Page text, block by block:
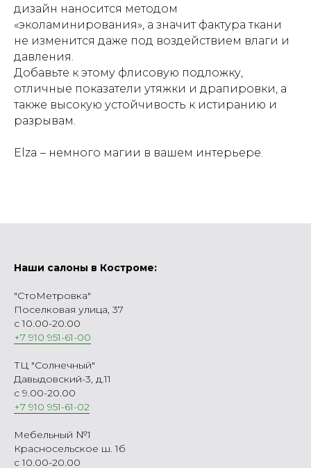
дизайн наносится методом
«эколаминирования», а значит фактура ткани
не изменится даже под воздействием влаги и
давления.
Добавьте к этому флисовую подложку,
отличные показатели утяжки и драпировки, а
также высокую устойчивость к истиранию и
разрывам.
Elza – немного магии в вашем интерьере.
Наши салоны в Костроме:
"СтоМетровка"
Поселковая улица, 37
с 10.00-20.00
+7 910 951-61-00
ТЦ "Солнечный"
Давыдовский-3, д.11
с 9.00-20.00
+7 910 951-61-02
Мебельный №1
Красносельское ш. 1б
с 10.00-20.00